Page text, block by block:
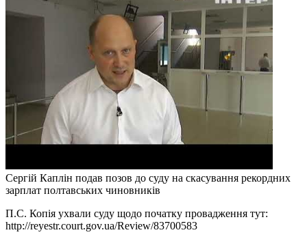
Сергій Каплін подав позов до суду на скасування рекордних
зарплат полтавських чиновників
П.С. Копія ухвали суду щодо початку провадження тут:
http://reyestr.court.gov.ua/Review/83700583